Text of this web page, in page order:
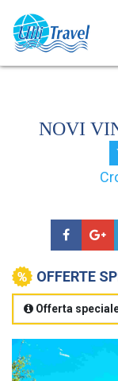
NOVI
OFFERTE
Offerta